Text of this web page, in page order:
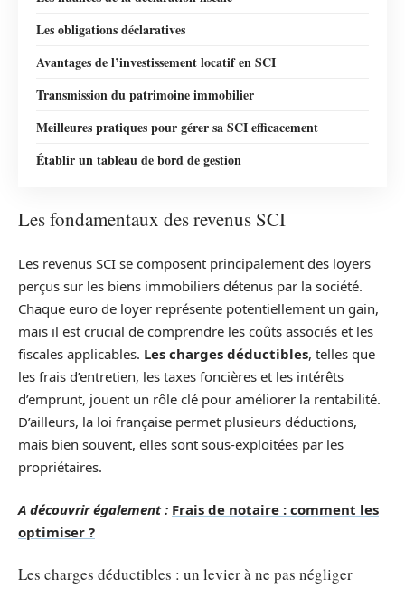
Les obligations déclaratives
Avantages de l’investissement locatif en SCI
Transmission du patrimoine immobilier
Meilleures pratiques pour gérer sa SCI efficacement
Établir un tableau de bord de gestion
Les fondamentaux des revenus SCI
Les revenus SCI se composent principalement des loyers
perçus sur les biens immobiliers détenus par la société.
Chaque euro de loyer représente potentiellement un gain,
mais il est crucial de comprendre les coûts associés et les
fiscales applicables. Les charges déductibles, telles que
les frais d’entretien, les taxes foncières et les intérêts
d’emprunt, jouent un rôle clé pour améliorer la rentabilité.
D’ailleurs, la loi française permet plusieurs déductions,
mais bien souvent, elles sont sous-exploitées par les
propriétaires.
A découvrir également : Frais de notaire : comment les
optimiser ?
Les charges déductibles : un levier à ne pas négliger